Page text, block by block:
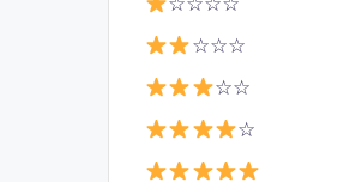
☆☆☆
☆☆
☆